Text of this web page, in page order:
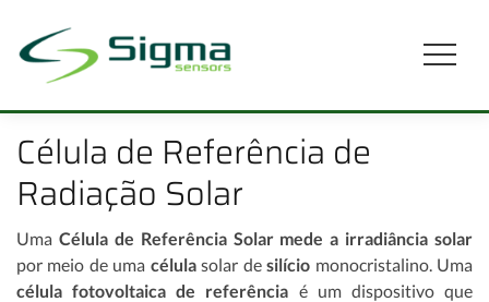
Célula de Referência de
Radiação Solar
Uma Célula de Referência Solar mede a irradiância solar
por meio de uma célulasolar desilício monocristalino. Uma
célula fotovoltaica de referência é um dispositivo que